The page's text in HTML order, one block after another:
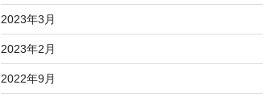
2023年3月
2023年2月
2022年9月